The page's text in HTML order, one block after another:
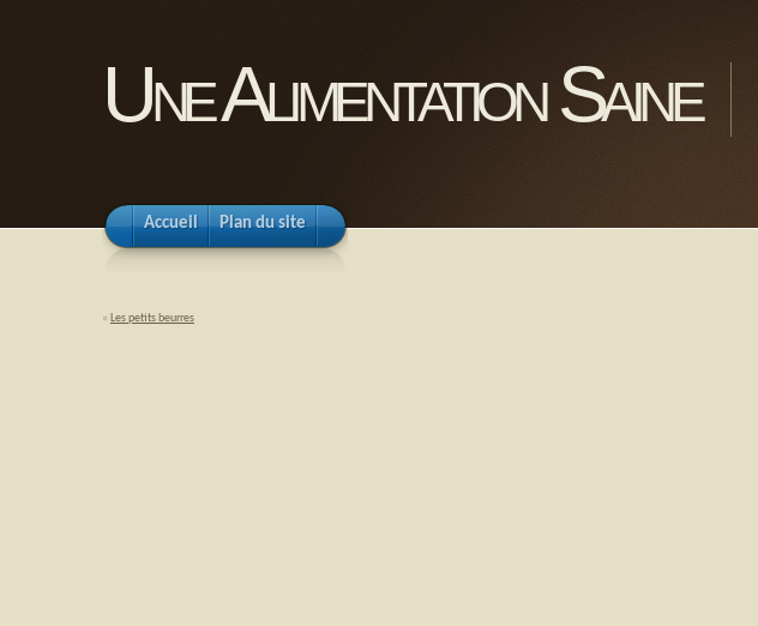
Une Alimentation Saine
Accueil Plan du site
« Les petits beurres